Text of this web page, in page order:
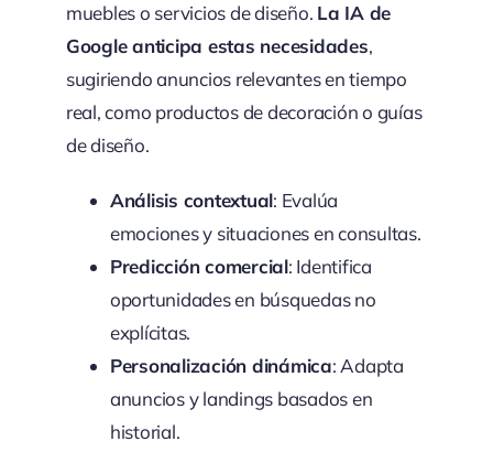
muebles o servicios de diseño. La IA de
Google anticipa estas necesidades,
sugiriendo anuncios relevantes en tiempo
real, como productos de decoración o guías
de diseño.
Análisis contextual: Evalúa
emociones y situaciones en consultas.
Predicción comercial: Identifica
oportunidades en búsquedas no
explícitas.
Personalización dinámica: Adapta
anuncios y landings basados en
historial.